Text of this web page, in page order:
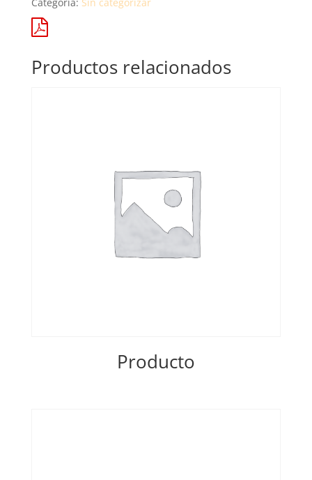
Productos relacionados
Producto